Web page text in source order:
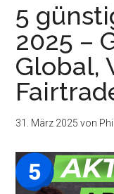
5
2025 –
Global,
31. März 2025 von